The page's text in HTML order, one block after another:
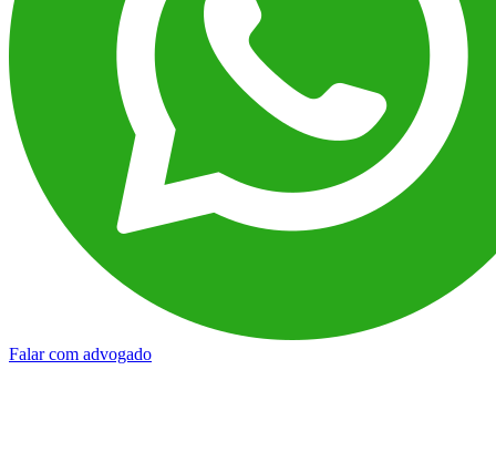
Falar com advogado